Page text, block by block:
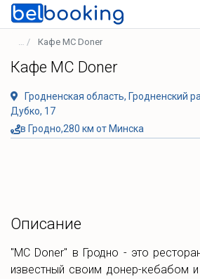
Кафе MC Doner
Кафе MC Doner
Гродненская область, Гродненский
Дубко, 17
в Гродно,280 км от Минска
Описание
"MC Doner" в Гродно - это
известный своим донер-кебабом